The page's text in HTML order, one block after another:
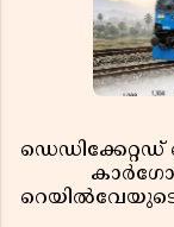
കാർഗോ